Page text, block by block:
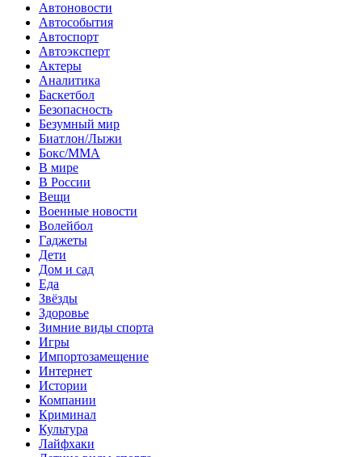
Автоновости
Автособытия
Автоспорт
Автоэксперт
Актеры
Аналитика
Баскетбол
Безопасность
Безумный мир
Биатлон/Лыжи
Бокс/MMA
В мире
В России
Вещи
Военные новости
Волейбол
Гаджеты
Дети
Дом и сад
Еда
Звёзды
Здоровье
Зимние виды спорта
Игры
Импортозамещение
Интернет
Истории
Компании
Криминал
Культура
Лайфхаки